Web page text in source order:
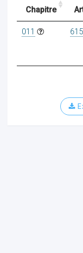
Chapitre
011